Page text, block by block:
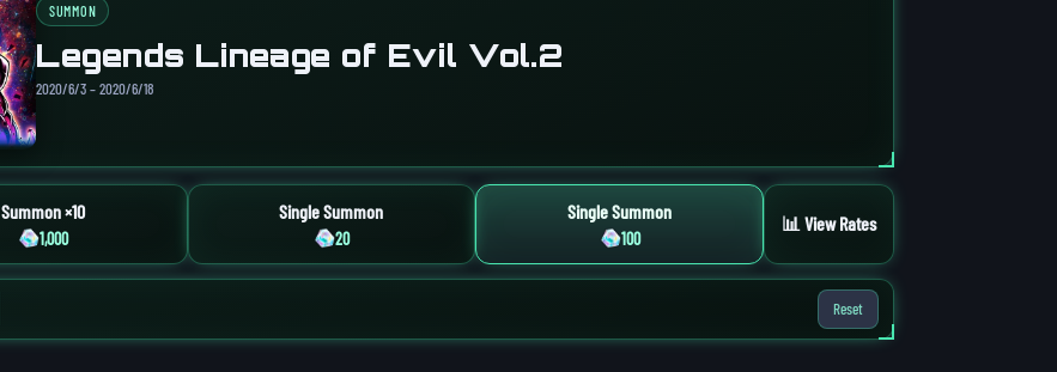
SUMMON
Legends Lineage of Evil Vol.2
2020/6/3 – 2020/6/18
Summon ×10
1,000
Single Summon
20
Single Summon
100
📊 View Rates
Reset